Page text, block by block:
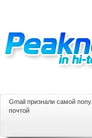
Gmail признали самой
почтой